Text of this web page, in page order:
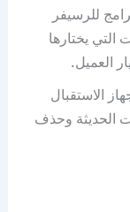
للرسيفر
التي يختارها
العميل.
الاستقبال
الحديثة وحذف